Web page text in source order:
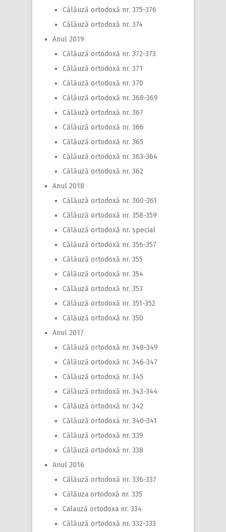
Călăuză ortodoxă nr. 375-376
Călăuză ortodoxă nr. 374
Anul 2019
Călăuză ortodoxă nr. 372-373
Călăuză ortodoxă nr. 371
Călăuză ortodoxă nr. 370
Călăuză ortodoxă nr. 368-369
Călăuză ortodoxă nr. 367
Călăuză ortodoxă nr. 366
Călăuză ortodoxă nr. 365
Călăuză ortodoxă nr. 363-364
Călăuză ortodoxă nr. 362
Anul 2018
Călăuză ortodoxă nr. 360-361
Călăuză ortodoxă nr. 358-359
Călăuză ortodoxă nr. special
Călăuză ortodoxă nr. 356-357
Călăuză ortodoxă nr. 355
Călăuză ortodoxă nr. 354
Călăuză ortodoxă nr. 353
Călăuză ortodoxă nr. 351-352
Călăuză ortodoxă nr. 350
Anul 2017
Călăuză ortodoxă nr. 348-349
Călăuză ortodoxă nr. 346-347
Călăuză ortodoxă nr. 345
Călăuză ortodoxă nr. 343-344
Călăuză ortodoxă nr. 342
Călăuză ortodoxă nr. 340-341
Călăuză ortodoxă nr. 339
Călăuză ortodoxă nr. 338
Anul 2016
Călăuză ortodoxă nr. 336-337
Călăuza ortodoxă nr. 335
Calauză ortodoxa nr. 334
Călăuză ortodoxă nr. 332-333